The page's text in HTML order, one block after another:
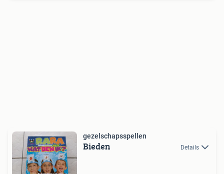
gezelschapsspellen
Bieden Details